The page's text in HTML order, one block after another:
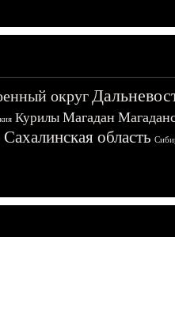
округ
Курилы Магадан
Сахалинская область